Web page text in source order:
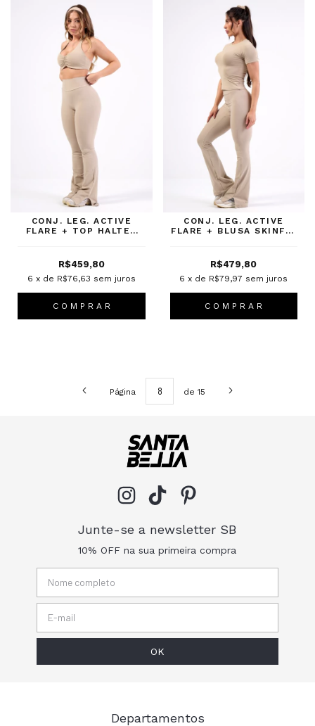
CONJ. LEG. ACTIVE
FLARE + TOP HALTER
R$459,80
6 x de R$76,63 sem juros
C O M P R A R
CONJ. LEG. ACTIVE
FLARE + BLUSA SKINFIT
R$479,80
6 x de R$79,97 sem juros
C O M P R A R
Página de 15
Junte-se a newsletter SB
10% OFF na sua primeira compra
Departamentos